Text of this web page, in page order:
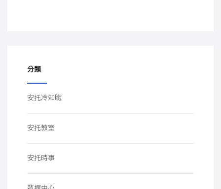
分類
安托冷知職
安托教室
安托時事